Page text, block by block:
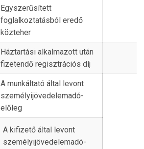
Egyszerűsített
foglalkoztatásból eredő
közteher
Háztartási alkalmazott után
fizetendő regisztrációs díj
A munkáltató által levont
személyijövedelemadó-
előleg
A kifizető által levont
személyijövedelemadó-